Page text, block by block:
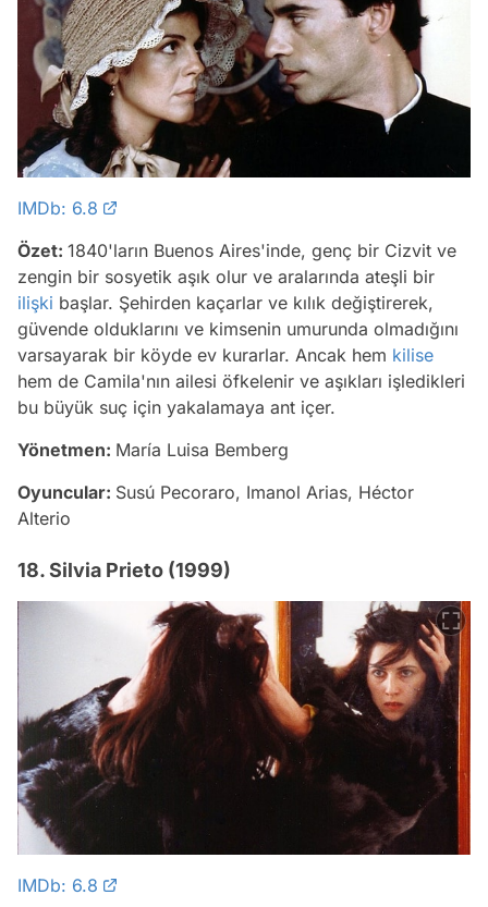
IMDb: 6.8
Özet: 1840'ların Buenos Aires'inde, genç bir Cizvit ve
zengin bir sosyetik aşık olur ve aralarında ateşli bir
ilişki başlar. Şehirden kaçarlar ve kılık değiştirerek,
güvende olduklarını ve kimsenin umurunda olmadığını
varsayarak bir köyde ev kurarlar. Ancak hem kilise
hem de Camila'nın ailesi öfkelenir ve aşıkları işledikleri
bu büyük suç için yakalamaya ant içer.
Yönetmen: María Luisa Bemberg
Oyuncular: Susú Pecoraro, Imanol Arias, Héctor
Alterio
18. Silvia Prieto (1999)
IMDb: 6.8